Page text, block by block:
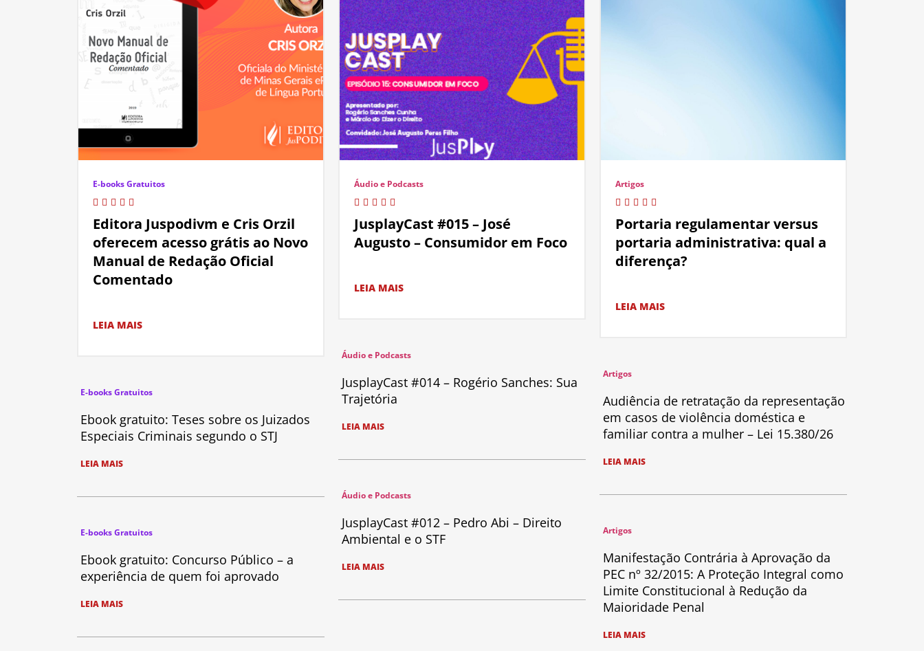
E-books Gratuitos
Editora Juspodivm e Cris Orzil
oferecem acesso grátis ao Novo
Manual de Redação Oficial
Comentado
LEIA MAIS
E-books Gratuitos
Ebook gratuito: Teses sobre os Juizados
Especiais Criminais segundo o STJ
LEIA MAIS
E-books Gratuitos
Ebook gratuito: Concurso Público – a
experiência de quem foi aprovado
LEIA MAIS
Áudio e Podcasts
JusplayCast #015 – José
Augusto – Consumidor em Foco
LEIA MAIS
Áudio e Podcasts
JusplayCast #014 – Rogério Sanches: Sua
Trajetória
LEIA MAIS
Áudio e Podcasts
JusplayCast #012 – Pedro Abi – Direito
Ambiental e o STF
LEIA MAIS
Artigos
Portaria regulamentar versus
portaria administrativa: qual a
diferença?
LEIA MAIS
Artigos
Audiência de retratação da representação
em casos de violência doméstica e
familiar contra a mulher – Lei 15.380/26
LEIA MAIS
Artigos
Manifestação Contrária à Aprovação da
PEC nº 32/2015: A Proteção Integral como
Limite Constitucional à Redução da
Maioridade Penal
LEIA MAIS